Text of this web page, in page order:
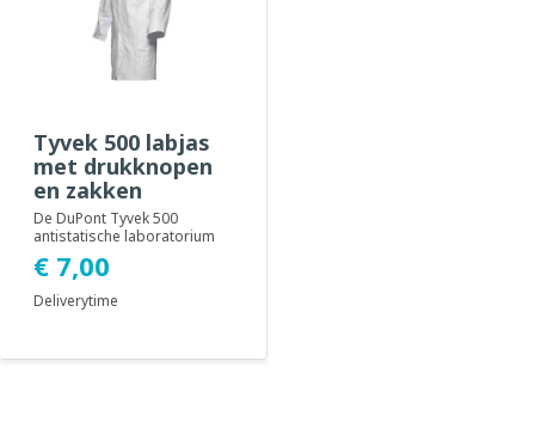
Tyvek 500 labjas
met drukknopen
en zakken
De DuPont Tyvek 500
antistatische laboratorium
jas met boord. Geadviseerd
voor gebruik in ...
€ 7,00
Deliverytime